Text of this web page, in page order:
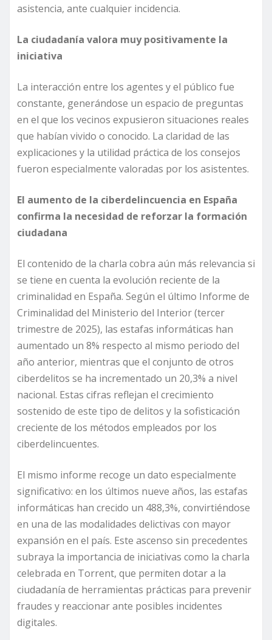
asistencia, ante cualquier incidencia.
La ciudadanía valora muy positivamente la
iniciativa
La interacción entre los agentes y el público fue
constante, generándose un espacio de preguntas
en el que los vecinos expusieron situaciones reales
que habían vivido o conocido. La claridad de las
explicaciones y la utilidad práctica de los consejos
fueron especialmente valoradas por los asistentes.
El aumento de la ciberdelincuencia en España
confirma la necesidad de reforzar la formación
ciudadana
El contenido de la charla cobra aún más relevancia si
se tiene en cuenta la evolución reciente de la
criminalidad en España. Según el último Informe de
Criminalidad del Ministerio del Interior (tercer
trimestre de 2025), las estafas informáticas han
aumentado un 8% respecto al mismo periodo del
año anterior, mientras que el conjunto de otros
ciberdelitos se ha incrementado un 20,3% a nivel
nacional. Estas cifras reflejan el crecimiento
sostenido de este tipo de delitos y la sofisticación
creciente de los métodos empleados por los
ciberdelincuentes.
El mismo informe recoge un dato especialmente
significativo: en los últimos nueve años, las estafas
informáticas han crecido un 488,3%, convirtiéndose
en una de las modalidades delictivas con mayor
expansión en el país. Este ascenso sin precedentes
subraya la importancia de iniciativas como la charla
celebrada en Torrent, que permiten dotar a la
ciudadanía de herramientas prácticas para prevenir
fraudes y reaccionar ante posibles incidentes
digitales.